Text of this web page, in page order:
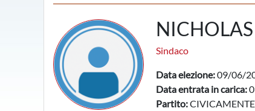
Sindaco
Data elezione:09/06/
Data entrata in carica:
Partito: